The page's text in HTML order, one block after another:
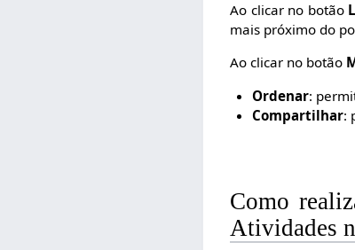
Ao clicar no botão
mais próximo do
Ao clicar no botão
Ordenar:
Compartilhar:
Como
Atividades